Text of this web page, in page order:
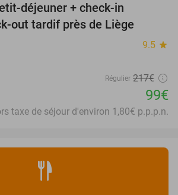
déjeuner + check-in
out tardif près de Liège
9.5 star
Régulier 217€
99€
taxe de séjour d'environ 1,80€ p.p.p.n.